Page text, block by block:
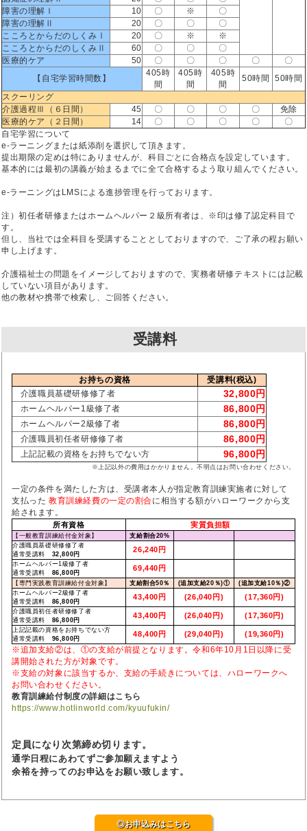
障害の理解Ⅰ
10 〇 ※
〇
障害の理解Ⅱ
20 〇 〇
〇
こころとからだのしくみⅠ
20 〇 ※
※
こころとからだのしくみⅡ
60 〇 〇
〇
医療的ケア
50 〇 〇 〇 〇
〇
【自宅学習時間数】
405時
間
405時
間
405時
間
50時間
50時間
スクーリング
介護過程Ⅲ（６日間）
45 〇 〇 〇 〇
免除
医療的ケア（２日間）
14 〇 〇 〇 〇
〇
自宅学習について
e-ラーニングまたは紙添削を選択して頂きます。
提出期限の定めは特にありませんが、科目ごとに合格点を設定しています。
基本的には最初の講義が始まるまでに全て合格するよう取り組んでください。
e-ラーニングはLMSによる進捗管理を行っております。
注）初任者研修またはホームヘルパー２級所有者は、※印は修了認定科目で
す。
但し、当社では全科目を受講することとしておりますので、ご了承の程お願い
申し上げます。
介護福祉士の問題をイメージしておりますので、実務者研修テキストには記載
していない項目があります。
他の教材や携帯で検索し、ご回答ください。
受講料
お持ちの資格
受講料(税込)
介護職員基礎研修修了者
32,800円
ホームヘルパー1級修了者 86,800円
ホームヘルパー2級修了者 86,800円
介護職員初任者研修修了者 86,800円
上記記載の資格をお持ちでない方 96,800円
※上記以外の費用はかかりません。不明点はお問い合わせください。
一定の条件を満たした方は、受講者本人が指定教育訓練実施者に対して
支払った 教育訓練経費の一定の割合に相当する額がハローワークから支
給されます。
所有資格 実質負担額
【一般教育訓練給付金対象】 支給割合20%
介護職員基礎研修修了者
通常受講料 32,800円
26,240円
ホームヘルパー1級修了者
通常受講料 86,800円
69,440円
【専門実践教育訓練給付金対象】 支給割合50％ (追加支給20％)① (追加支給10％)②
ホームヘルパー2級修了者
通常受講料 86,800円
43,400円 (26,040円) (17,360円)
介護職員初任者研修修了者
通常受講料 86,800円
43,400円 (26,040円) (17,360円)
上記記載の資格をお持ちでない方
通常受講料 96,800円
48,400円 (29,040円) (19,360円)
※追加支給②は、①の支給が前提となります。令和6年10月1日以降に受
講開始された方が対象です。
※支給の対象に該当するか、支給の手続きについては、ハローワークへ
お問い合わせください。
教育訓練給付制度の詳細はこちら
https://www.hotlinworld.com/kyuufukin/
定員になり次第締め切ります。
通学日程にあわてずご参加願えますよう
余裕を持ってのお申込をお願い致します。
◎お申込みはこちら